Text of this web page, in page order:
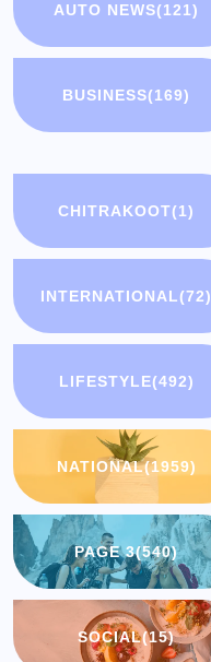
AUTO NEWS(121)
BUSINESS(169)
CHITRAKOOT(1)
INTERNATIONAL(72)
LIFESTYLE(492)
NATIONAL(1959)
PAGE 3(540)
SOCIAL(15)